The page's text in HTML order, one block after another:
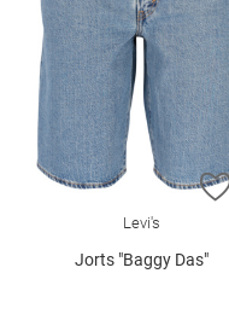
Levi's
Jorts "Baggy Das"